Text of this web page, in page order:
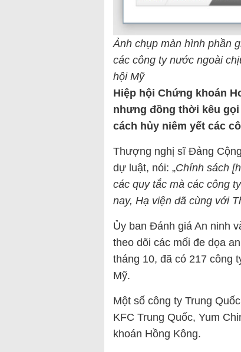
Ảnh chụp màn hình phần
các công ty nước ngoài
hội Mỹ
Hiệp hội Chứng khoán
nhưng đồng thời kêu
cách hủy niêm yết các
Thượng nghị sĩ Đảng
dự luật, nói: „Chính sách
các quy tắc mà các công
nay, Hạ viện đã cùng với
Ủy ban Đánh giá An ninh
theo dõi các mối đe dọa
tháng 10, đã có 217 công
Mỹ.
Một số công ty Trung
KFC Trung Quốc, Yum
khoán Hồng Kông.